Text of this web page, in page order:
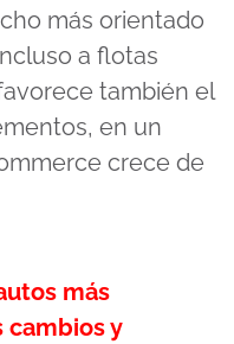
más orientado
a flotas
también el
en un
crece de
más
cambios y